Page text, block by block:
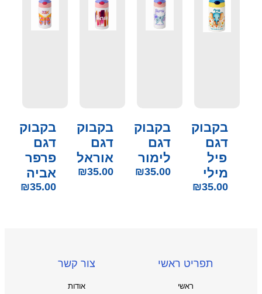
בקבוק
דגם
פיל
מילי
₪35.00
בקבוק
דגם
לימור
₪35.00
בקבוק
דגם
אוראל
₪35.00
בקבוק
דגם
פרפר
אביה
₪35.00
תפריט ראשי
ראשי
צור קשר
אודות